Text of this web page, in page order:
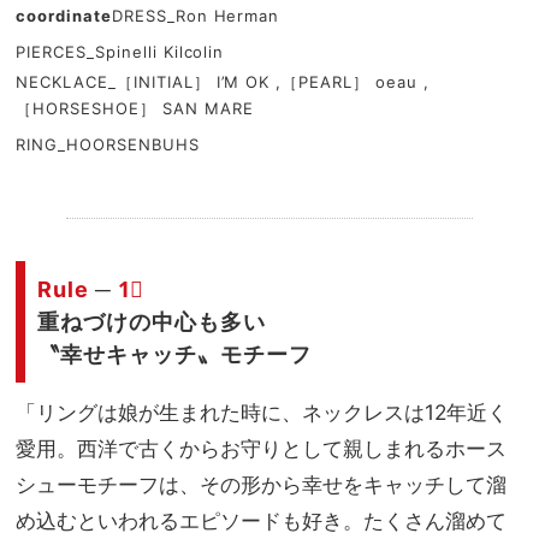
coordinateDRESS_Ron Herman
PIERCES_Spinelli Kilcolin
NECKLACE_［INITIAL］ I’M OK ,［PEARL］ oeau ,
［HORSESHOE］ SAN MARE
RING_HOORSENBUHS
Rule ─ 1︎⃣
重ねづけの中心も多い
〝幸せキャッチ〟モチーフ
「リングは娘が生まれた時に、ネックレスは12年近く
愛用。西洋で古くからお守りとして親しまれるホース
シューモチーフは、その形から幸せをキャッチして溜
め込むといわれるエピソードも好き。たくさん溜めて